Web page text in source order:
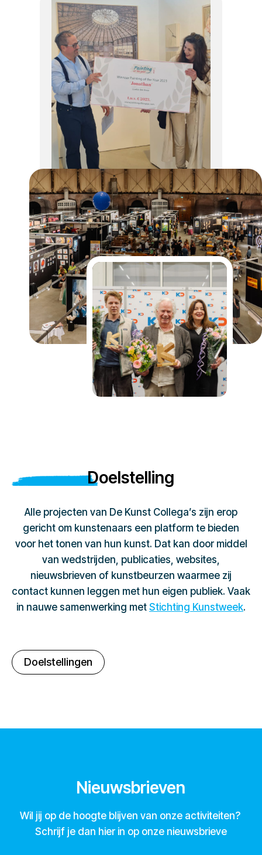
Doelstelling
Alle projecten van De Kunst Collega’s zijn erop
gericht om kunstenaars een platform te bieden
voor het tonen van hun kunst. Dat kan door middel
van wedstrijden, publicaties, websites,
nieuwsbrieven of kunstbeurzen waarmee zij
contact kunnen leggen met hun eigen publiek. Vaak
in nauwe samenwerking met Stichting Kunstweek.
Doelstellingen
Nieuwsbrieven
Wil jij op de hoogte blijven van onze activiteiten?
Schrijf je dan hier in op onze nieuwsbrieve